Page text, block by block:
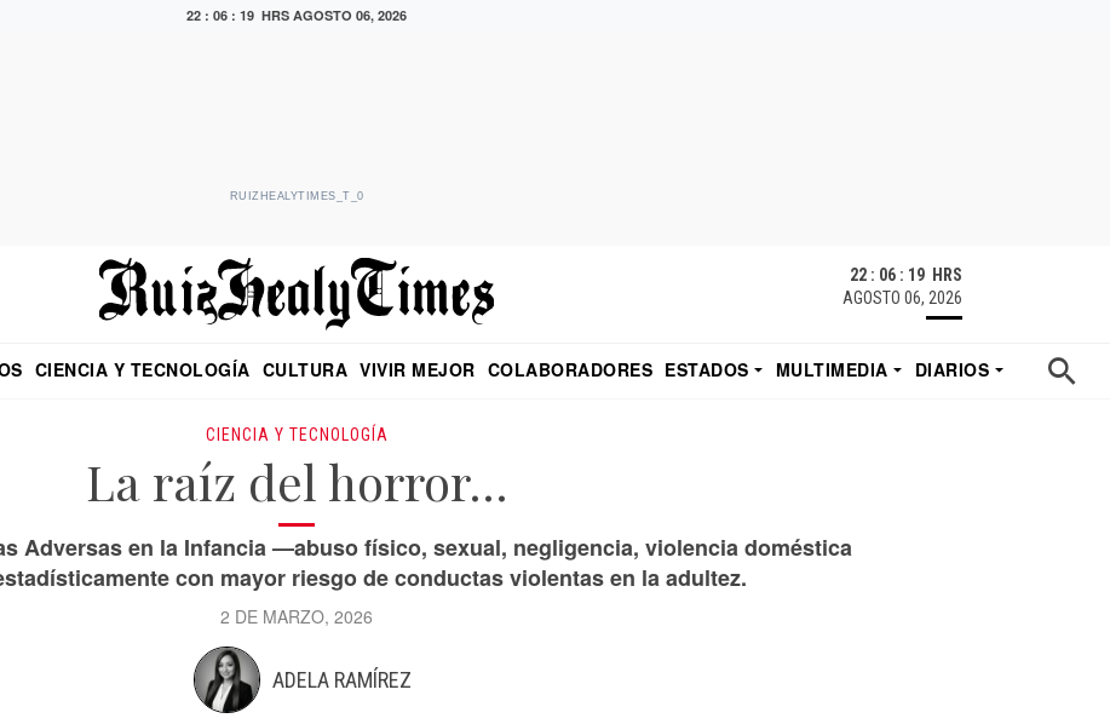
22 : 06 : 20 HRS AGOSTO 06, 2026
RUIZHEALYTIMES_T_0
22 : 06 : 20 HRS
AGOSTO 06, 2026
CIENCIA Y TECNOLOGÍA CULTURA VIVIR MEJOR COLABORADORES ESTADOS MULTIMEDIA
DIARIOS
CIENCIA Y TECNOLOGÍA
La raíz del horror…
Adversas en la Infancia —abuso físico, sexual, negligencia, violencia doméstica
con mayor riesgo de conductas violentas en la adultez.
2 DE MARZO, 2026
ADELA RAMÍREZ